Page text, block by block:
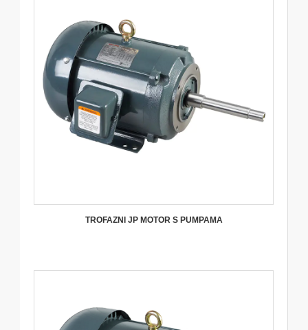
TROFAZNI JP MOTOR S PUMPAMA